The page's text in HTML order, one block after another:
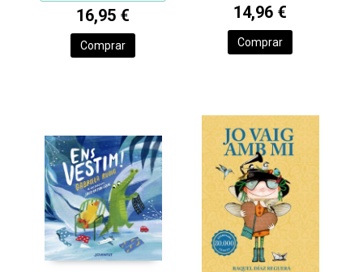
16,95 €
Comprar
14,96 €
Comprar